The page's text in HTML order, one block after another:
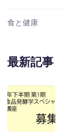
食と健康
最新記事